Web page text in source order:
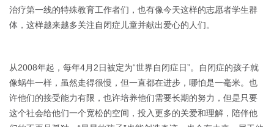
治疗第一线的特殊教育工作者们，也有像今天这样的志愿者学生群
体，这样越来越多关注自闭症儿童并献出爱心的人们。
从2008年起，每年4月2日被定为“世界自闭症日”。自闭症的孩子就
像蜗牛一样，虽然走得很慢，但一直都在进步，哪怕是一毫米。也
许他们的接受能力有限，也许培养他们需要长期的努力，但是只要
这个社会给他们一个宽松的空间，投入更多的关爱和理解，陪伴他